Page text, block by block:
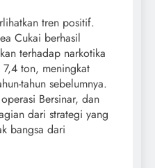
tren positif.
Cukai berhasil
terhadap narkotika
ton, meningkat
tahun sebelumnya.
Bersinar, dan
dari strategi yang
bangsa dari